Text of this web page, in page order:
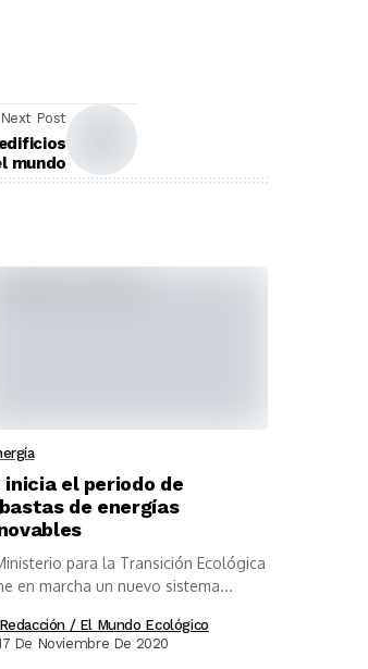
Next Post
en el mundo
inicia el periodo de
de energías
para la Transición Ecológica
en marcha un nuevo sistema...
Redacción / El Mundo Ecológico
De Noviembre De 2020